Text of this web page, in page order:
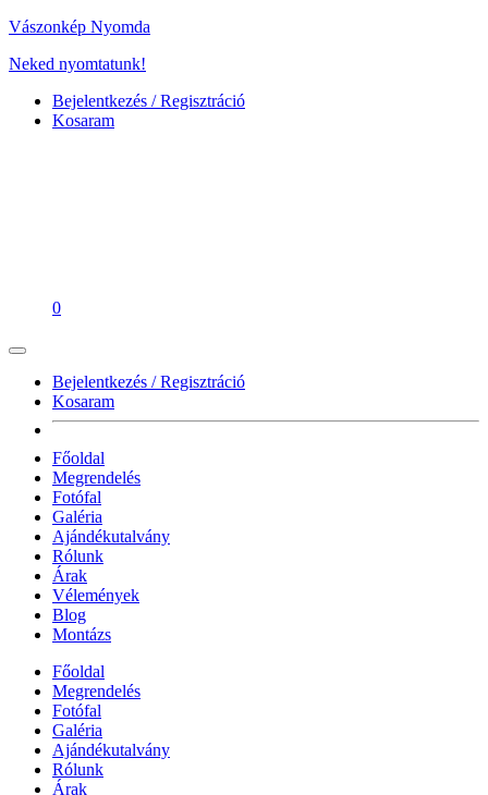
Vászonkép Nyomda
Neked nyomtatunk!
Bejelentkezés / Regisztráció
Kosaram
0
Bejelentkezés / Regisztráció
Kosaram
Főoldal
Megrendelés
Fotófal
Galéria
Ajándékutalvány
Rólunk
Árak
Vélemények
Blog
Montázs
Főoldal
Megrendelés
Fotófal
Galéria
Ajándékutalvány
Rólunk
Árak